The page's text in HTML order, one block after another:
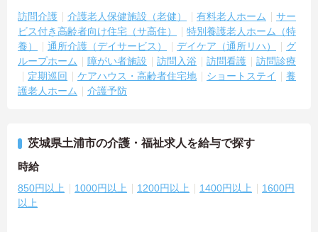
訪問介護 介護老人保健施設（老健） 有料老人ホーム
サー
ビス付き高齢者向け住宅（サ高住）
特別養護老人ホーム（特
養）
通所介護（デイサービス） デイケア（通所リハ）
グ
ループホーム
障がい者施設 訪問入浴 訪問看護
訪問診療
定期巡回
ケアハウス・高齢者住宅地 ショートステイ
養
護老人ホーム
介護予防
茨城県土浦市の介護・福祉求人を給与で探す
時給
850円以上 1000円以上 1200円以上 1400円以上
1600円
以上